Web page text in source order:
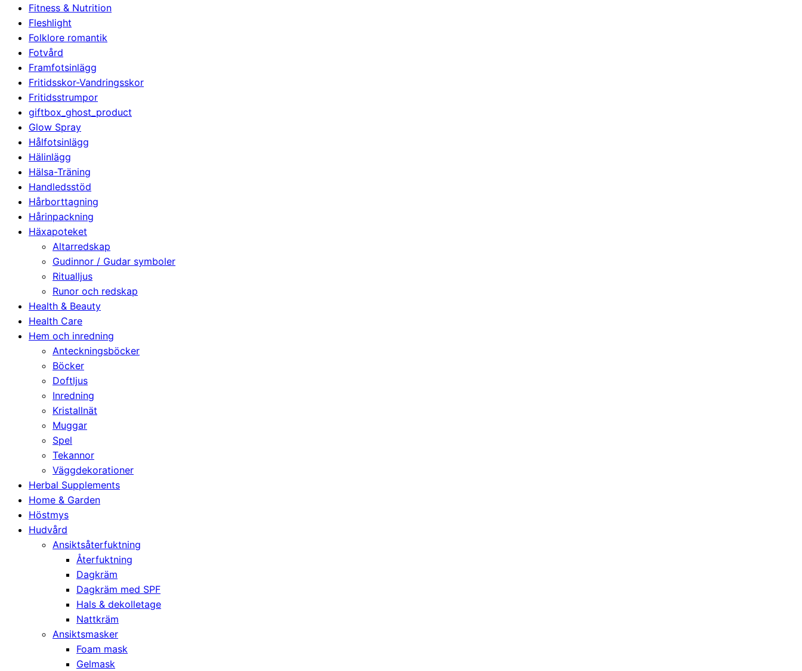
Fitness & Nutrition
Fleshlight
Folklore romantik
Fotvård
Framfotsinlägg
Fritidsskor-Vandringsskor
Fritidsstrumpor
giftbox_ghost_product
Glow Spray
Hålfotsinlägg
Hälinlägg
Hälsa-Träning
Handledsstöd
Hårborttagning
Hårinpackning
Häxapoteket
Altarredskap
Gudinnor / Gudar symboler
Ritualljus
Runor och redskap
Health & Beauty
Health Care
Hem och inredning
Anteckningsböcker
Böcker
Doftljus
Inredning
Kristallnät
Muggar
Spel
Tekannor
Väggdekorationer
Herbal Supplements
Home & Garden
Höstmys
Hudvård
Ansiktsåterfuktning
Återfuktning
Dagkräm
Dagkräm med SPF
Hals & dekolletage
Nattkräm
Ansiktsmasker
Foam mask
Gelmask